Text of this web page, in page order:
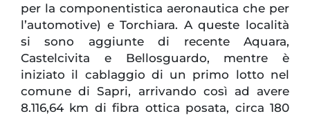
per la componentistica aeronautica che per
l’automotive) e Torchiara. A queste località
si sono aggiunte di recente Aquara,
Castelcivita e Bellosguardo, mentre è
iniziato il cablaggio di un primo lotto nel
comune di Sapri, arrivando così ad avere
8.116,64 km di fibra ottica posata, circa 180